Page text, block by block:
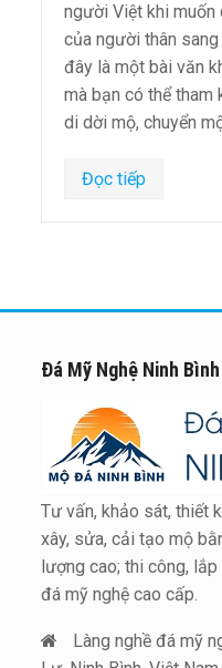
người Việt khi muốn
của người thân
đây là một bài văn
mà bạn có thể tham
di dời mộ, chuyển
Đọc tiếp
Đá Mỹ Nghệ Ninh Bình
Tư vấn, khảo sát, thiết
xây, sửa, cải tạo mộ
lượng cao; thi công,
đá mỹ nghệ cao cấp.
Làng nghề đá mỹ